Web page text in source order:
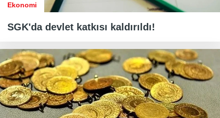
Ekonomi
SGK'da devlet katkısı kaldırıldı!